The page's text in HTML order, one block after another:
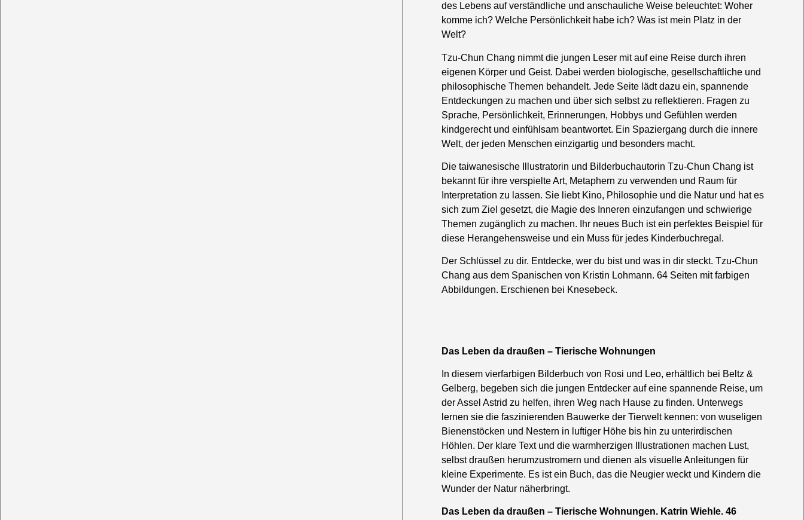
des Lebens auf verständliche und anschauliche Weise beleuchtet: Woher
komme ich? Welche Persönlichkeit habe ich? Was ist mein Platz in der
Welt?
Tzu-Chun Chang nimmt die jungen Leser mit auf eine Reise durch ihren
eigenen Körper und Geist. Dabei werden biologische, gesellschaftliche und
philosophische Themen behandelt. Jede Seite lädt dazu ein, spannende
Entdeckungen zu machen und über sich selbst zu reflektieren. Fragen zu
Sprache, Persönlichkeit, Erinnerungen, Hobbys und Gefühlen werden
kindgerecht und einfühlsam beantwortet. Ein Spaziergang durch die innere
Welt, der jeden Menschen einzigartig und besonders macht.
Die taiwanesische Illustratorin und Bilderbuchautorin Tzu-Chun Chang ist
bekannt für ihre verspielte Art, Metaphern zu verwenden und Raum für
Interpretation zu lassen. Sie liebt Kino, Philosophie und die Natur und hat es
sich zum Ziel gesetzt, die Magie des Inneren einzufangen und schwierige
Themen zugänglich zu machen. Ihr neues Buch ist ein perfektes Beispiel für
diese Herangehensweise und ein Muss für jedes Kinderbuchregal.
Der Schlüssel zu dir. Entdecke, wer du bist und was in dir steckt. Tzu-Chun
Chang aus dem Spanischen von Kristin Lohmann. 64 Seiten mit farbigen
Abbildungen. Erschienen bei Knesebeck.
Das Leben da draußen – Tierische Wohnungen
In diesem vierfarbigen Bilderbuch von Rosi und Leo, erhältlich bei Beltz &
Gelberg, begeben sich die jungen Entdecker auf eine spannende Reise, um
der Assel Astrid zu helfen, ihren Weg nach Hause zu finden. Unterwegs
lernen sie die faszinierenden Bauwerke der Tierwelt kennen: von wuseligen
Bienenstöcken und Nestern in luftiger Höhe bis hin zu unterirdischen
Höhlen. Der klare Text und die warmherzigen Illustrationen machen Lust,
selbst draußen herumzustromern und dienen als visuelle Anleitungen für
kleine Experimente. Es ist ein Buch, das die Neugier weckt und Kindern die
Wunder der Natur näherbringt.
Das Leben da draußen – Tierische Wohnungen. Katrin Wiehle. 46